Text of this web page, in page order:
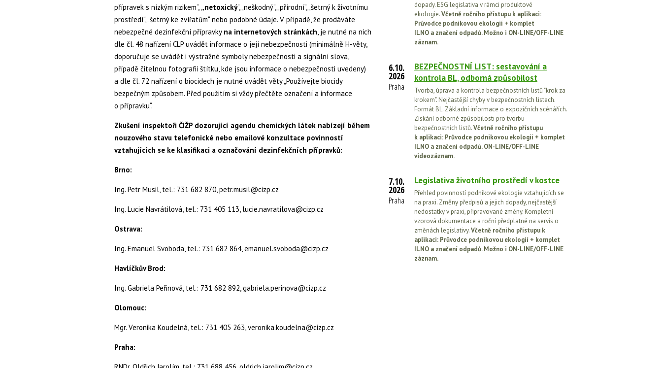
přípravek s nízkým rizikem“, „netoxický“, „neškodný“, „přírodní“, „šetrný k životnímu
prostředí“, „šetrný ke zvířatům“ nebo podobné údaje. V případě, že prodáváte
nebezpečné dezinfekční přípravky na internetových stránkách, je nutné na nich
dle čl. 48 nařízení CLP uvádět informace o její nebezpečnosti (minimálně H-věty,
doporučuje se uvádět i výstražné symboly nebezpečnosti a signální slova,
případě čitelnou fotografii štítku, kde jsou informace o nebezpečnosti uvedeny)
a dle čl. 72 nařízení o biocidech je nutné uvádět věty „Používejte biocidy
bezpečným způsobem. Před použitím si vždy přečtěte označení a informace
o přípravku“.
Zkušení inspektoři ČIŽP dozorující agendu chemických látek nabízejí během
nouzového stavu telefonické nebo emailové konzultace povinností
vztahujících se ke klasifikaci a označování dezinfekčních přípravků:
Brno:
Ing. Petr Musil, tel.: 731 682 870, petr.musil@cizp.cz
Ing. Lucie Navrátilová, tel.: 731 405 113, lucie.navratilova@cizp.cz
Ostrava:
Ing. Emanuel Svoboda, tel.: 731 682 864, emanuel.svoboda@cizp.cz
Havlíčkův Brod:
Ing. Gabriela Peřinová, tel.: 731 682 892, gabriela.perinova@cizp.cz
Olomouc:
Mgr. Veronika Koudelná, tel.: 731 405 263, veronika.koudelna@cizp.cz
Praha:
dopady. ESG legislativa v rámci produktové
ekologie.Včetně ročního přístupu k aplikaci:
Průvodce podnikovou ekologií + komplet
ILNO a značení odpadů. Možno i ON-LINE/OFF-LINE
záznam.
6.10.
2026
Praha
BEZPEČNOSTNÍ LIST: sestavování a
kontrola BL, odborná způsobilost
Tvorba, úprava a kontrola bezpečnostních listů "krok za
krokem". Nejčastější chyby v bezpečnostních listech.
Formát BL. Základní informace o expozičních scénářích.
Získání odborné způsobilosti pro tvorbu
bezpečnostních listů.Včetně ročního přístupu
k aplikaci: Průvodce podnikovou ekologií + komplet
ILNO a značení odpadů. ON-LINE/OFF-LINE
videozáznam.
7.10.
2026
Praha
Legislativa životního prostředí v kostce
Přehled povinností podnikové ekologie vztahujících se
na praxi. Změny předpisů a jejich dopady, nejčastější
nedostatky v praxi, připravované změny. Kompletní
vzorová dokumentace a roční předplatné na servis o
změnách legislativy.Včetně ročního přístupu k
aplikaci: Průvodce podnikovou ekologií + komplet
ILNO a značení odpadů. Možno i ON-LINE/OFF-LINE
záznam.